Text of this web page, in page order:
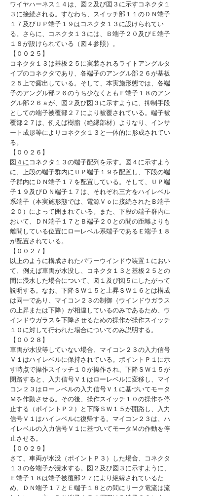
ワイヤハーネス１４は、図２及び図３に示すコネクタ１
３に接続される。すなわち、スイッチ部１１のＤＮ端子
１７及びＵＰ端子１９はコネクタ１３に設けられてい
る。さらに、コネクタ１３には、Ｂ端子２０及びＥ端子
１８が設けられている（図４参照）。
【００２５】
コネクタ１３は基板２５に実装されるライトアングルタ
イプのコネクタであり、各端子のアングル部２６が基板
２５上で露出している。そして、本実施形態では、各端
子のアングル部２６のうち少なくともＥ端子１８のアン
グル部２６ａが、図２及び図３に示すように、抑制手段
としての端子被覆部２７により被覆されている。端子被
覆部２７は、例えば樹脂（絶縁部材）よりなり、インサ
ート成形等によりコネクタ１３と一体的に形成されてい
る。
【００２６】
図 ４に コネクタ１３の端子配列を示す。図４に示すよう
に、上段の端子群内にＵＰ端子１９を配置し、下段の端
子群内にＤＮ端子１７を配置している。そして、ＵＰ端
子１９及びＤＮ端子１７は、それぞれ三方をハイレベル
系端子（本実施形態では、電源Ｖｏに接続されたＢ端子
２０）によって囲まれている。また、下段の端子群内に
おいて、ＤＮ端子１７とＢ端子２０との間の距離よりも
離間している位置にローレベル系端子であるＥ端子１８
が配置されている。
【００２７】
以上のように構成されたパワーウインドウ装置１におい
て、例えば車両が水没し、コネクタ１３と基板２５との
間に浸水した場合について、図１及び図５にしたがって
説明する。なお、下降ＳＷ１５と上昇ＳＷ１６とは構成
は同一であり、マイコン２３の制御（ウインドウガラス
の上昇または下降）が相違しているのみであるため、ウ
インドウガラスを下降させるための操作が操作スイッチ
１０に対して行われた場合についてのみ説明する。
【００２８】
車両が水没等していない場合、マイコン２３の入力信号
Ｖ１はハイレベルに保持されている。ポイントＰ１に示
す時点で操作スイッチ１０が操作され、下降ＳＷ１５が
閉路すると、入力信号Ｖ１はローレベルに変移し、マイ
コン２３はローレベルの入力信号Ｖ１に基づいてモータ
Ｍを作動させる。その後、操作スイッチ１０の操作を停
止する（ポイントＰ２）と下降ＳＷ１５が開路し、入力
信号Ｖ１はハイレベルに復帰する。マイコン２３は、ハ
イレベルの入力信号Ｖ１に基づいてモータＭの作動を停
止させる。
【００２９】
さて、車両が水没（ポイントＰ３）した場合、コネクタ
１３の各端子が浸水する。図２及び図３に示すように、
Ｅ端子１８は端子被覆部２７により絶縁されているた
め、ＤＮ端子１７とＥ端子１８との間にリーク電流は流